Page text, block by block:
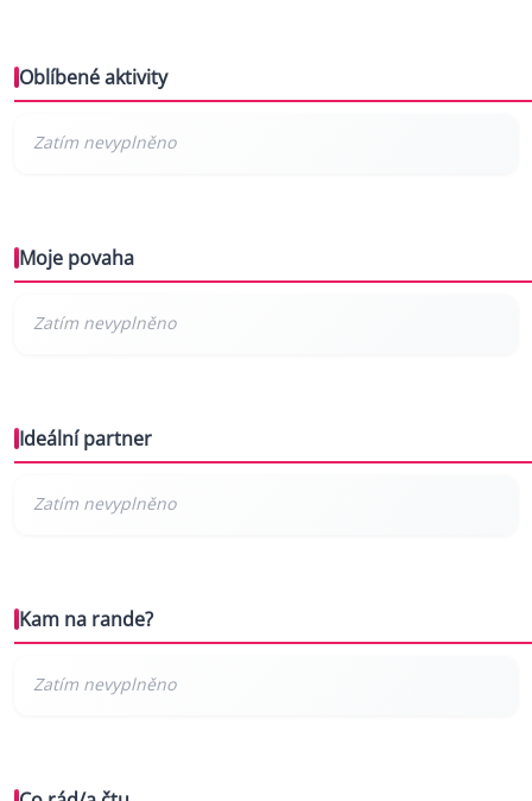
Oblíbené aktivity
Moje povaha
Ideální partner
Kam na rande?